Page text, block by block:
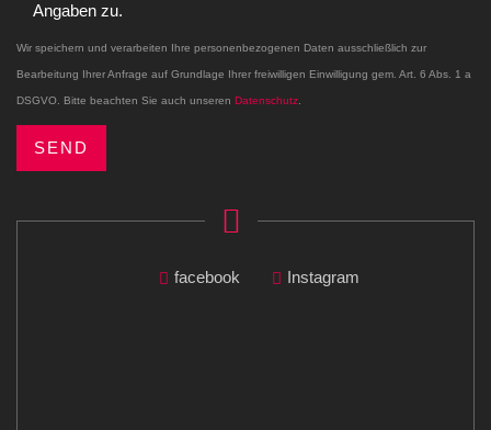
Angaben zu.
Wir speichern und verarbeiten Ihre personenbezogenen Daten ausschließlich zur
Bearbeitung Ihrer Anfrage auf Grundlage Ihrer freiwilligen Einwilligung gem. Art. 6 Abs. 1 a
DSGVO. Bitte beachten Sie auch unseren Datenschutz
facebook Instagram